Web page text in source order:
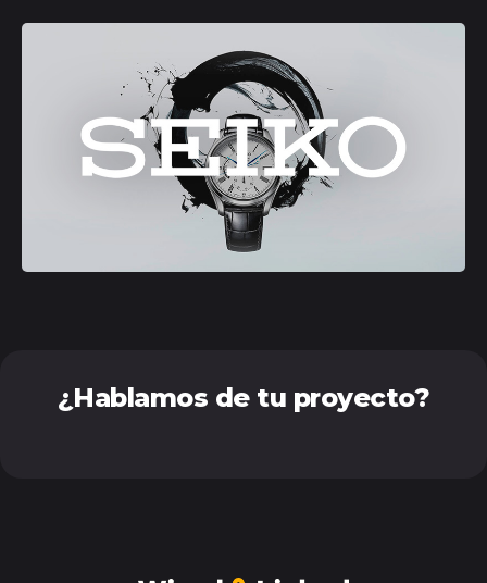
¿Hablamos de tu proyecto?